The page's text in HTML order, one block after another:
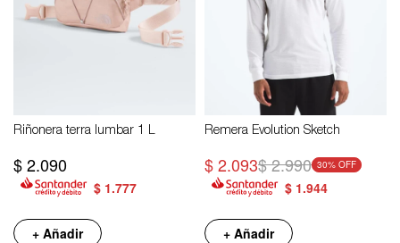
Riñonera terra lumbar 1 L
$2.090
$ 1.777
+ Añadir
Remera Evolution Sketch
$2.093$2.990 30
$ 1.944
+ Añadir